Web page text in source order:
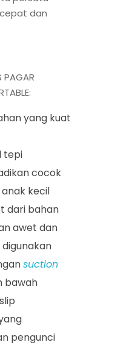
dan
PAGAR
yang kuat
tepi
cocok
kecil
dari bahan
awet dan
suction
bawah
pengunci